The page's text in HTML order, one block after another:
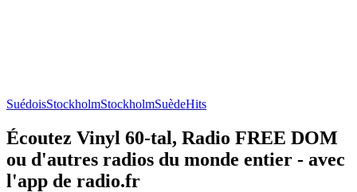
SuédoisStockholmStockholmSuèdeHits
Écoutez Vinyl 60-tal, Radio FREE DOM
ou d'autres radios du monde entier - avec
l'app de radio.fr